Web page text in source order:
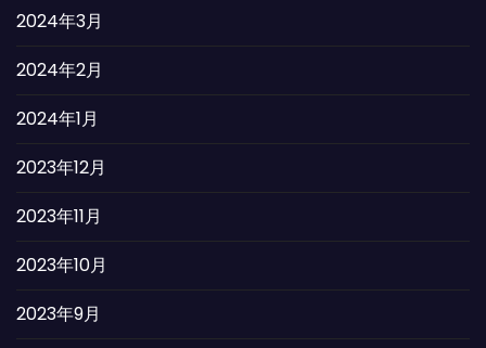
2024年3月
2024年2月
2024年1月
2023年12月
2023年11月
2023年10月
2023年9月